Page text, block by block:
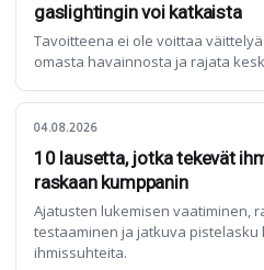
gaslightingin voi katkaista
Tavoitteena ei ole voittaa
omasta havainnosta ja rajata
04.08.2026
10 lausetta, jotka tekevät
raskaan kumppanin
Ajatusten lukemisen vaatiminen,
testaaminen ja jatkuva pistelasku
ihmissuhteita.